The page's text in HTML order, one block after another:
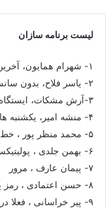
لیست برنامه سازان
۱- شهرام همایون، آخرین لحظه ، ساعت دوم ، شبانه
۲- یاسر فلاح، بدون سانسور
۳-آرش مشکات، ایستگاه سوم
۴- منشه امیر، یکشنبه ها با منشه
۵- محمد منظر پور ، خط قرمز ، هدلاین
۶- بهمن جلدی ، پولیتیکس
۷- پیمان عارف ، مرور
۸- حسن اعتمادی ، رمز پیروزی
۹- پیر خراسانی ، فعلا در خدمتیم